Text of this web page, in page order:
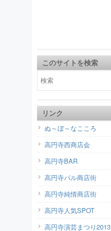
このサイトを検索
リンク
ぬ～ぼ～なこころ
高円寺西商店会
高円寺BAR
高円寺パル商店街
高円寺純情商店街
高円寺人気SPOT
高円寺演芸まつり2013